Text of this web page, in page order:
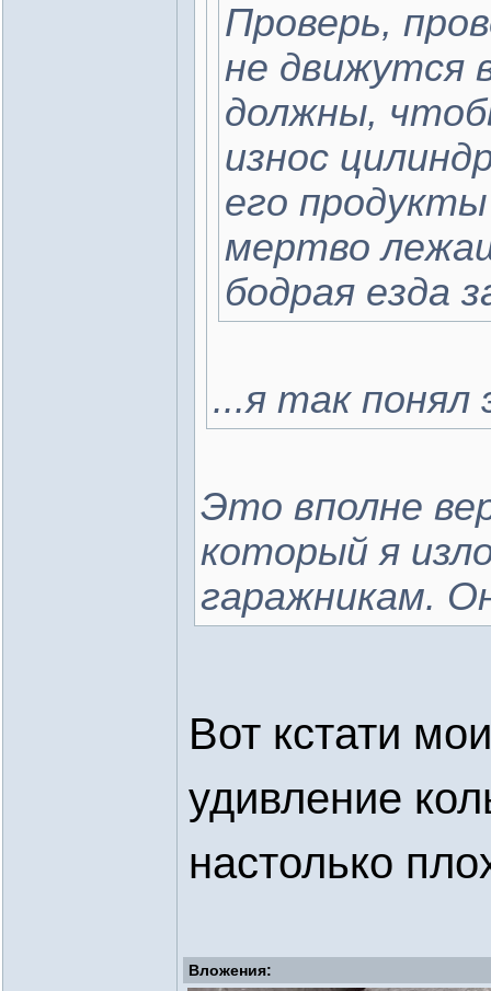
Проверь,
не движутся
должны,
износ
его
мертво
бодрая езда
...я так понял
Это вполне
который я
гаражникам.
Вот кстати
удивление
настолько
Вложения: